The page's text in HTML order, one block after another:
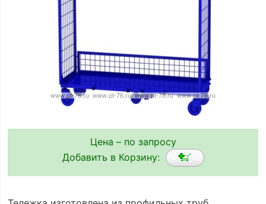
Цена – по запросу
Добавить в Корзину: